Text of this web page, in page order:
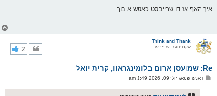
ו
ס
איך האף אז דו שרייבסט כאטש א בוך
Think and Thank
אקטיווער שרייבער
Re: שמועסן ארום בלומינגראוו, קרית יואל
2
פדאנערשטאג יולי 09, 2026 1:49 am